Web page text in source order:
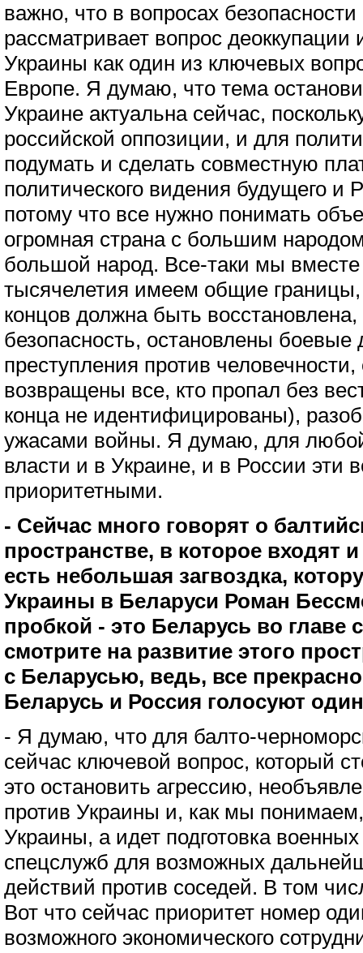
важно, что в вопросах
рассматривает вопрос
Украины как один из ключевых
Европе. Я думаю, что тема
Украине актуальна сейчас,
российской оппозиции, и для
подумать и сделать совместную
политического видения будущего и
потому что все нужно понимать
огромная страна с большим
большой народ. Все-таки мы вместе
тысячелетия имеем общие границы,
концов должна быть
безопасность, остановлены боевые
преступления против
возвращены все, кто пропал без
конца не идентифицированы),
ужасами войны. Я думаю, для
власти и в Украине, и в России эти
приоритетными.
- Сейчас много говорят о
пространстве, в которое входят
есть небольшая загвоздка,
Украины в Беларуси Роман
пробкой - это Беларусь во главе
смотрите на развитие этого
с Беларусью, ведь, все
Беларусь и Россия голосуют
- Я думаю, что для балто-
сейчас ключевой вопрос, который
это остановить агрессию,
против Украины и, как мы
Украины, а идет подготовка
спецслужб для возможных
действий против соседей. В том
Вот что сейчас приоритет номер
возможного экономического